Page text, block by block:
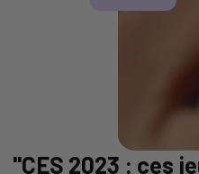
"CES 2023 : ces